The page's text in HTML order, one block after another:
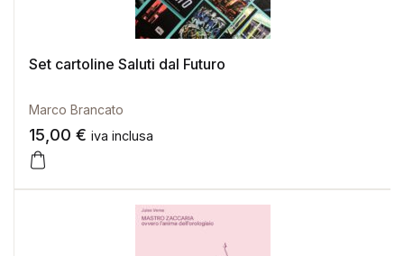
Set cartoline Saluti dal Futuro
Marco Brancato
15,00 € iva inclusa